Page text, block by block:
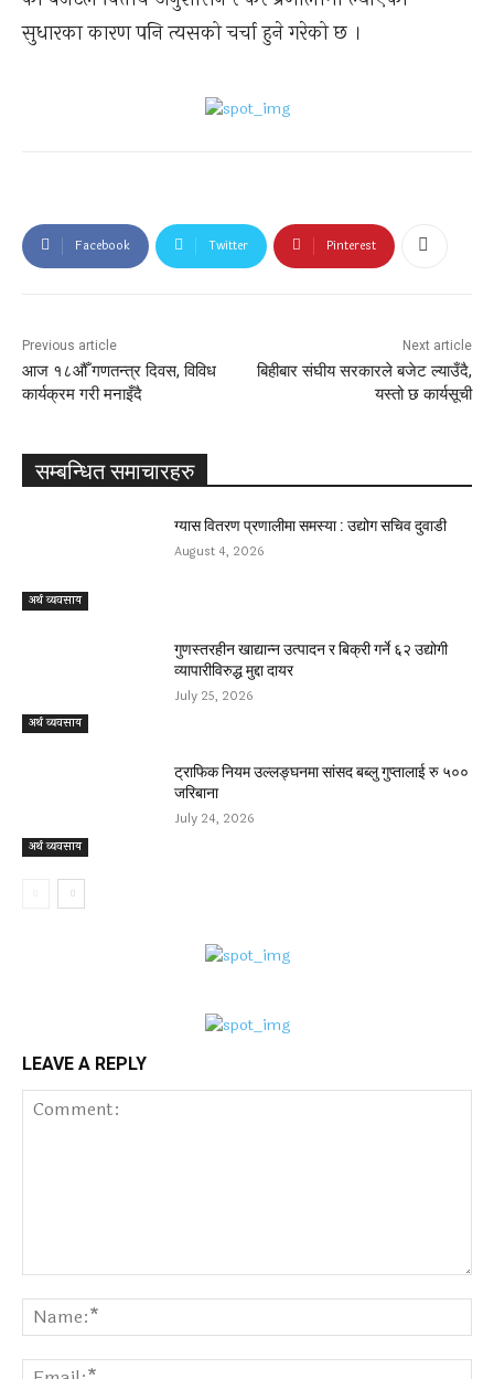
सुधारका कारण पनि त्यसको चर्चा हुने गरेको छ ।
Facebook Twitter Pinterest
Previous article
आज १८औँ गणतन्त्र दिवस, विविध
कार्यक्रम गरी मनाइँदै
Next article
बिहीबार संघीय सरकारले बजेट ल्याउँदै,
यस्तो छ कार्यसूची
सम्बन्धित समाचारहरु
अर्थ व्यवसाय
ग्यास वितरण प्रणालीमा समस्या : उद्योग सचिव दुवाडी
August 4, 2026
अर्थ व्यवसाय
गुणस्तरहीन खाद्यान्न उत्पादन र बिक्री गर्ने ६२ उद्योगी
व्यापारीविरुद्ध मुद्दा दायर
July 25, 2026
अर्थ व्यवसाय
ट्राफिक नियम उल्लङ्घनमा सांसद बब्लु गुप्तालाई रु ५००
जरिबाना
July 24, 2026
LEAVE A REPLY